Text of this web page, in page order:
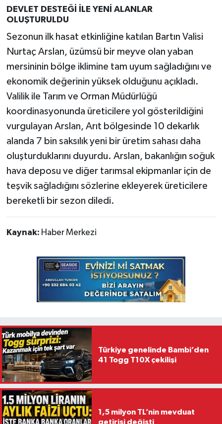
DEVLET DESTEĞİ İLE YENİ ALANLAR
OLUŞTURULDU
Sezonun ilk hasat etkinliğine katılan Bartın Valisi
Nurtaç Arslan, üzümsü bir meyve olan yaban
mersininin bölge iklimine tam uyum sağladığını ve
ekonomik değerinin yüksek olduğunu açıkladı.
Valilik ile Tarım ve Orman Müdürlüğü
koordinasyonunda üreticilere yol gösterildiğini
vurgulayan Arslan, Arıt bölgesinde 10 dekarlık
alanda 7 bin saksılık yeni bir üretim sahası daha
oluşturduklarını duyurdu. Arslan, bakanlığın soğuk
hava deposu ve diğer tarımsal ekipmanlar için de
teşvik sağladığını sözlerine ekleyerek üreticilere
bereketli bir sezon diledi.
Kaynak: Haber Merkezi
Türkiye genelinde Bambi’den
41 Togg T10X çekilişi
1,5 milyon TL’nin mevduat
getirisi değişti